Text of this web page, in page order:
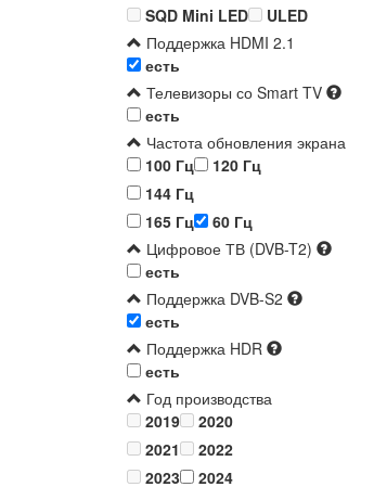
SQD Mini LED
ULED
Поддержка HDMI 2.1
есть
Телевизоры со Smart TV
есть
Частота обновления экрана
100 Гц
120 Гц
144 Гц
165 Гц
60 Гц
Цифровое ТВ (DVB-T2)
есть
Поддержка DVB-S2
есть
Поддержка HDR
есть
Год производства
2019
2020
2021
2022
2023
2024